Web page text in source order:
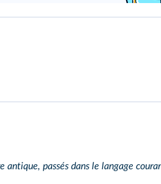
passés dans le langage